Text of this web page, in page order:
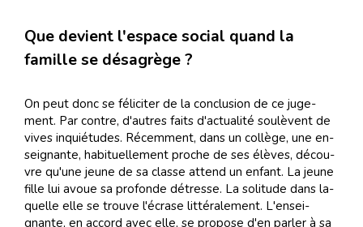
Que devient l'espace social quand la
famille se désagrège ?
On peut donc se fé­li­ci­ter de la con­clu­sion de ce ju­ge­
ment. Par con­tre, d'au­tres faits d'ac­tua­li­té sou­lè­vent de
vi­ves in­quié­tu­des. Ré­cem­ment, dans un col­lège, une en­
sei­gnante, ha­bi­tuel­le­ment pro­che de ses élè­ves, dé­cou­
vre qu'une jeune de sa classe at­tend un en­fant. La jeune
fille lui avoue sa pro­fonde dé­tresse. La so­li­tude dans la­
quelle elle se trouve l'écrase lit­té­ra­le­ment. L'en­sei­
gnante, en ac­cord avec elle, se pro­pose d'en par­ler à sa